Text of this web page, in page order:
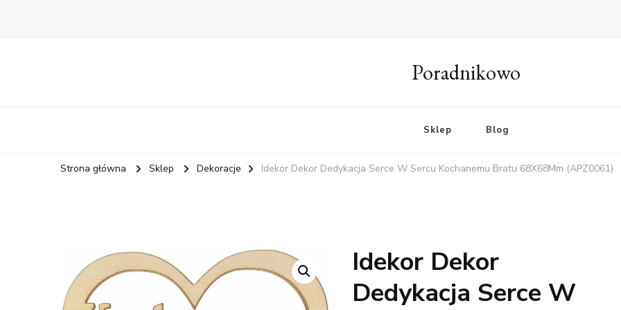
Poradnikowo
Sklep Blog
Strona główna Sklep Dekoracje Idekor Dekor Dedykacja Serce W Sercu Kochanemu Bratu 68X68Mm (APZ0061)
Idekor Dekor
Dedykacja Serce W